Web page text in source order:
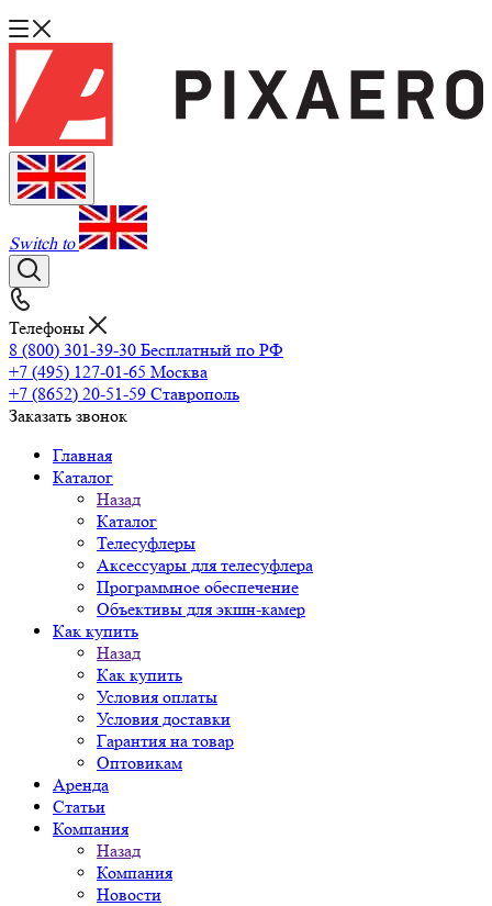
Switch to
Телефоны
8 (800) 301-39-30 Бесплатный по РФ
+7 (495) 127-01-65 Москва
+7 (8652) 20-51-59 Ставрополь
Заказать звонок
Главная
Каталог
Назад
Каталог
Телесуфлеры
Аксессуары для телесуфлера
Программное обеспечение
Объективы для экшн-камер
Как купить
Назад
Как купить
Условия оплаты
Условия доставки
Гарантия на товар
Оптовикам
Аренда
Статьи
Компания
Назад
Компания
Новости